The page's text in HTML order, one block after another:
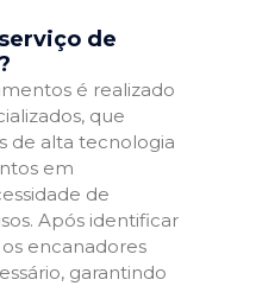
de
é realizado
que
de alta tecnologia
em
de
Após identificar
encanadores
garantindo